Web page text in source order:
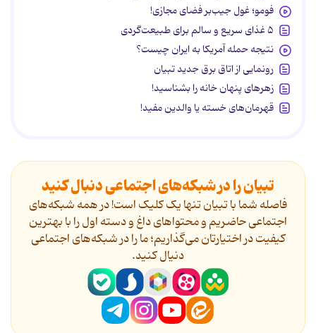
فومو؛ غول جیب‌بر فضای مجازی!
۵ غذای سریع و سالم برای طبیعت‌گردی
نتیجه حمله آمریکا به ایران چیست؟
رونمایی از اتاق برق جدید تبیان
زهرهای پنهان خانه را بشناسید!
قهرمان‌های خسته یا والدین مفید!
تبیان را در شبکه‌های اجتماعی دنبال کنید
فاصله شما با تبیان تنها یک کلیک است! در همه شبکه‌های
اجتماعی حاضریم و محتواهای داغ و دسته اول را با بهترین
کیفیت در اختیارتان می‌گذاریم؛ ما را در شبکه‌های اجتماعی
دنیال کنید.